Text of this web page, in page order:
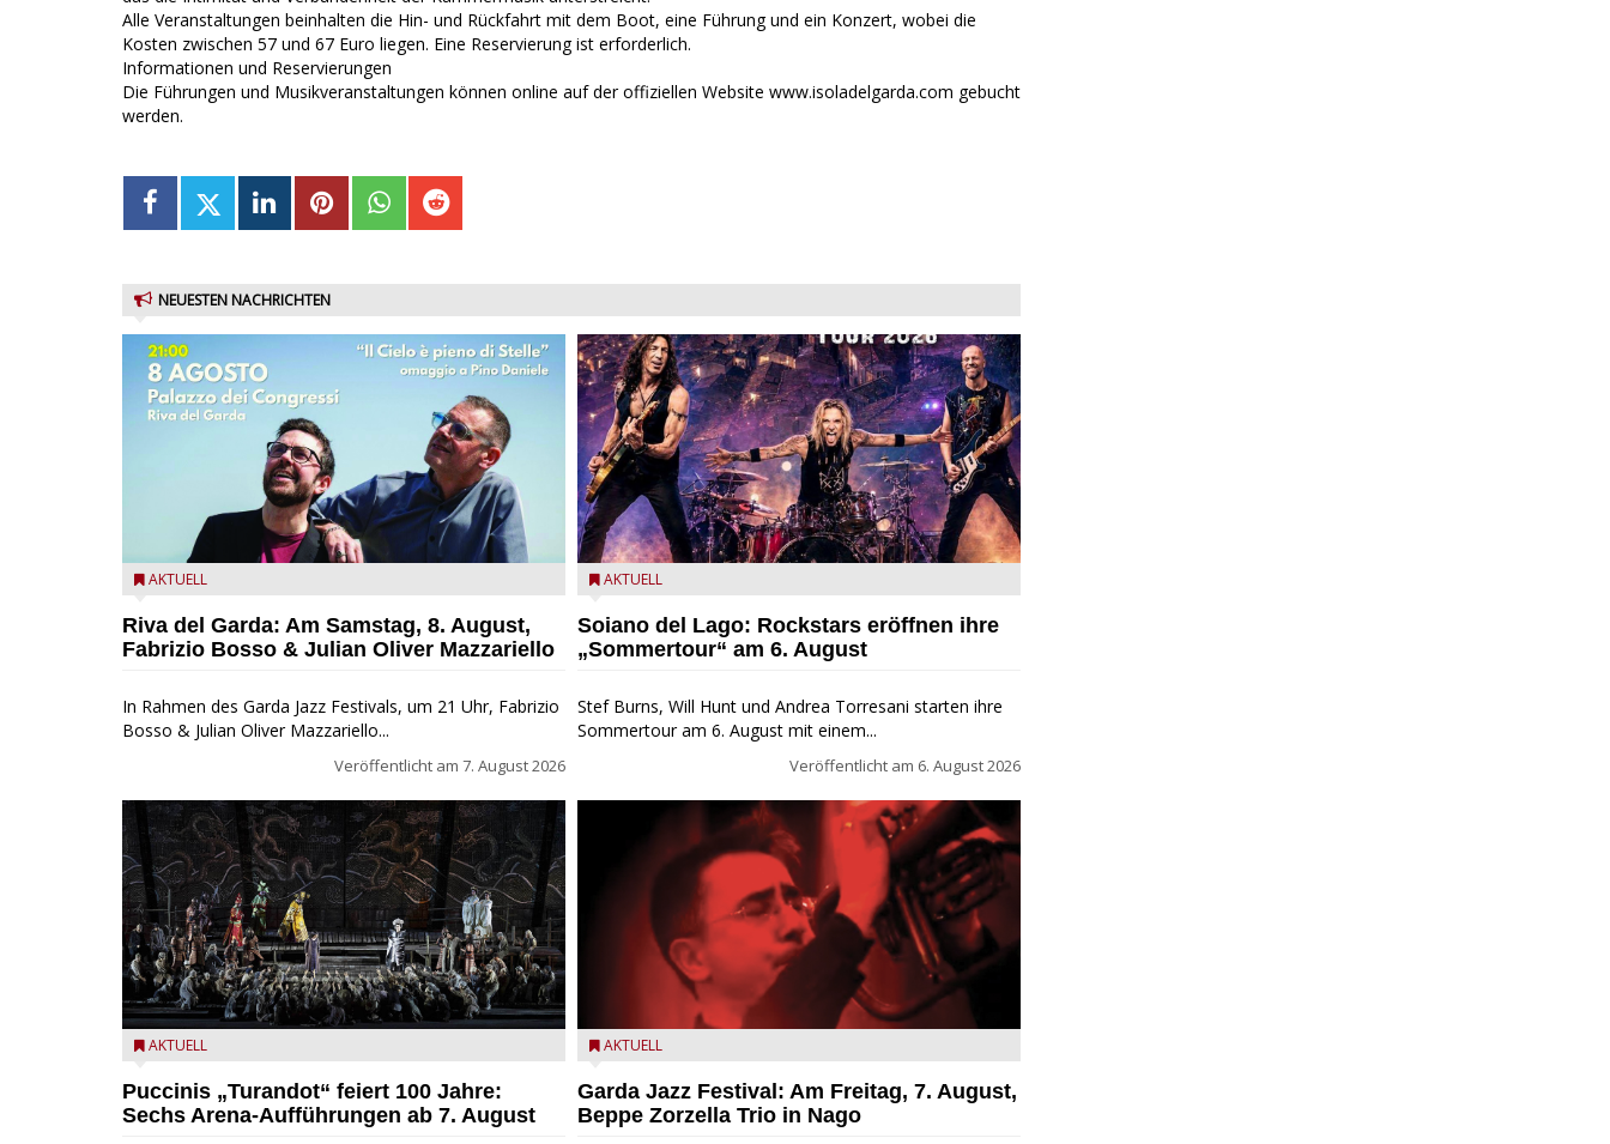
Alle Veranstaltungen beinhalten die Hin- und Rückfahrt mit dem Boot, eine Führung und ein Konzert, wobei die
Kosten zwischen 57 und 67 Euro liegen. Eine Reservierung ist erforderlich.
Informationen und Reservierungen
Die Führungen und Musikveranstaltungen können online auf der offiziellen Website www.isoladelgarda.com gebucht
werden.
NEUESTEN NACHRICHTEN
Fabrizio Bosso & Julian Oliver Mazzariello zu Gast beim
AKTUELL
Riva del Garda: Am Samstag, 8. August,
Fabrizio Bosso & Julian Oliver Mazzariello
In Rahmen des Garda Jazz Festivals, um 21 Uhr, Fabrizio
Bosso & Julian Oliver Mazzariello...
Veröffentlicht am 7. August 2026
Turandot in der Arena von Verona - Ennevi für
AKTUELL
Puccinis „Turandot“ feiert 100 Jahre:
Sechs Arena-Aufführungen ab 7. August
Stef Burns, Will Hunt und Andrea Torresani im Summer
AKTUELL
Soiano del Lago: Rockstars eröffnen ihre
„Sommertour“ am 6. August
Stef Burns, Will Hunt und Andrea Torresani starten ihre
Sommertour am 6. August mit einem...
Veröffentlicht am 6. August 2026
Beppe Zorzella Trio zu Gast beim Garda Jazz Festival
AKTUELL
Garda Jazz Festival: Am Freitag, 7. August,
Beppe Zorzella Trio in Nago